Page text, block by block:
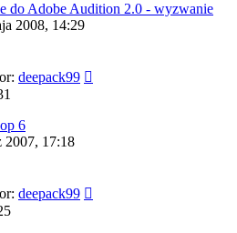
do Adobe Audition 2.0 - wyzwanie
2008, 14:29
deepack99
6
2007, 17:18
deepack99